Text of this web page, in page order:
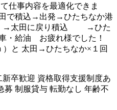
仕事内容を最適化できま
で積込→出発→ひたちなか港
）→太田に戻り積込 →ひた
・給油 お疲れ様でした！
と 太田→ひたちなか×１回
新卒歓迎 資格取得支援制度あ
募 制服貸与 転勤なし 年齢不